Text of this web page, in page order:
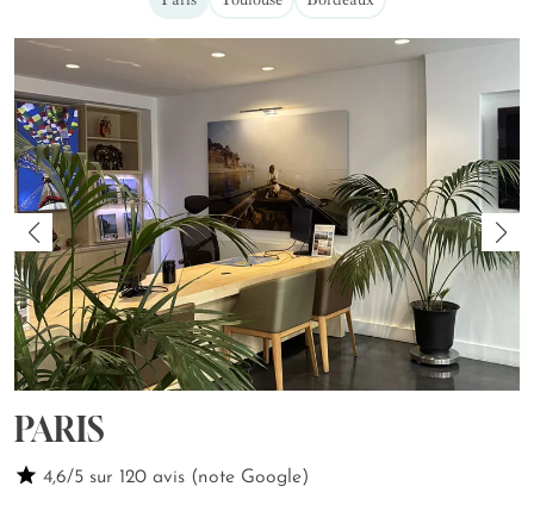
PARIS
4,6/5 sur 120 avis (note Google)